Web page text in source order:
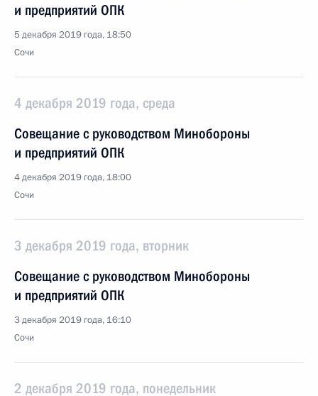
и предприятий ОПК
5 декабря 2019 года, 18:50
Сочи
4 декабря 2019 года, среда
Совещание с руководством Минобороны
и предприятий ОПК
4 декабря 2019 года, 18:00
Сочи
3 декабря 2019 года, вторник
Совещание с руководством Минобороны
и предприятий ОПК
3 декабря 2019 года, 16:10
Сочи
2 декабря 2019 года, понедельник